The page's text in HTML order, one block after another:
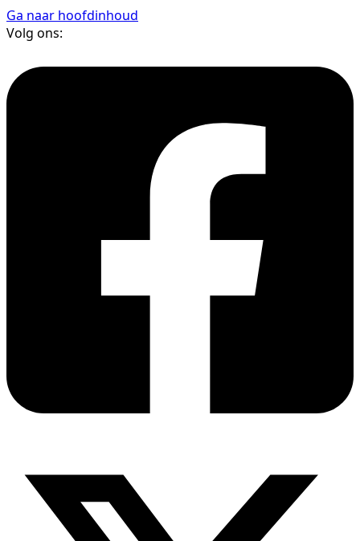
Ga naar hoofdinhoud
Volg ons: